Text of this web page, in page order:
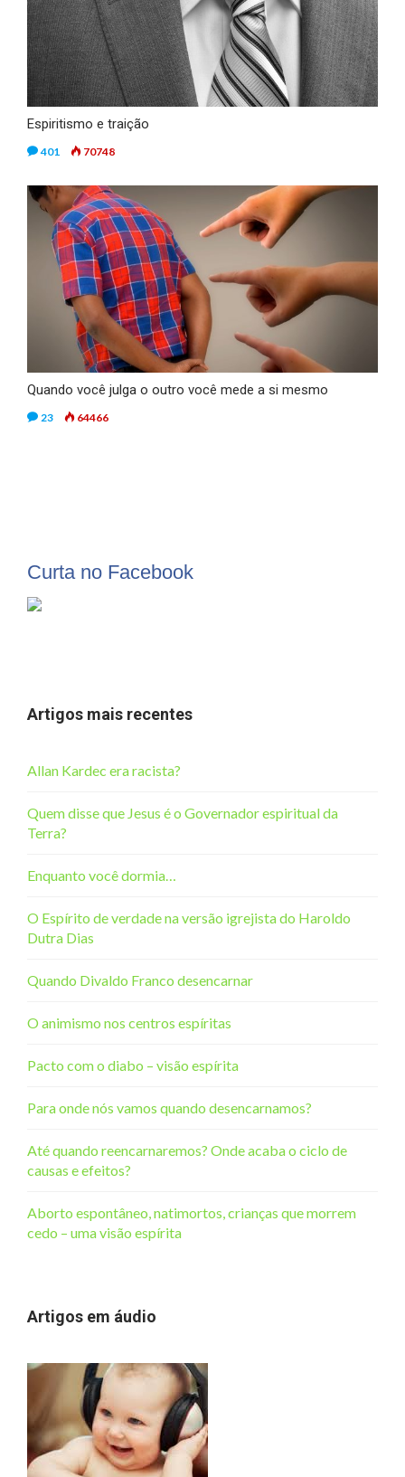
Espiritismo e traição
401 70748
Quando você julga o outro você mede a si mesmo
23 64466
Curta no Facebook
Artigos mais recentes
Allan Kardec era racista?
Quem disse que Jesus é o Governador espiritual da
Terra?
Enquanto você dormia…
O Espírito de verdade na versão igrejista do Haroldo
Dutra Dias
Quando Divaldo Franco desencarnar
O animismo nos centros espíritas
Pacto com o diabo – visão espírita
Para onde nós vamos quando desencarnamos?
Até quando reencarnaremos? Onde acaba o ciclo de
causas e efeitos?
Aborto espontâneo, natimortos, crianças que morrem
cedo – uma visão espírita
Artigos em áudio